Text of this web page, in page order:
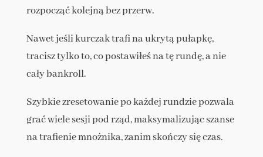
rozpocząć kolejną bez przerw.
Nawet jeśli kurczak trafi na ukrytą pułapkę,
tracisz tylko to, co postawiłeś na tę rundę, a nie
cały bankroll.
Szybkie zresetowanie po każdej rundzie pozwala
grać wiele sesji pod rząd, maksymalizując szanse
na trafienie mnożnika, zanim skończy się czas.